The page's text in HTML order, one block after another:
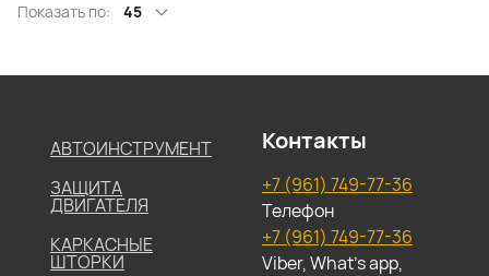
Показать по: 45
АВТОИНСТРУМЕНТ
ЗАЩИТА
ДВИГАТЕЛЯ
КАРКАСНЫЕ
ШТОРКИ
Контакты
+7 (961) 749-77-36
Телефон
+7 (961) 749-77-36
Viber, What's app,